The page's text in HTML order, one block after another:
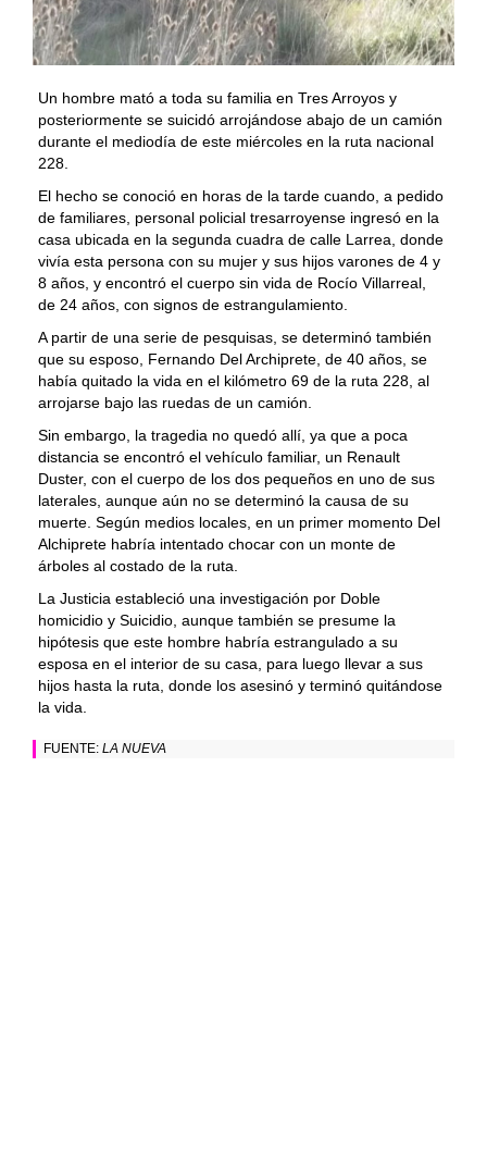
Un hombre mató a toda su familia en Tres Arroyos y
posteriormente se suicidó arrojándose abajo de un camión
durante el mediodía de este miércoles en la ruta nacional
228.
El hecho se conoció en horas de la tarde cuando, a pedido
de familiares, personal policial tresarroyense ingresó en la
casa ubicada en la segunda cuadra de calle Larrea, donde
vivía esta persona con su mujer y sus hijos varones de 4 y
8 años, y encontró el cuerpo sin vida de Rocío Villarreal,
de 24 años, con signos de estrangulamiento.
A partir de una serie de pesquisas, se determinó también
que su esposo, Fernando Del Archiprete, de 40 años, se
había quitado la vida en el kilómetro 69 de la ruta 228, al
arrojarse bajo las ruedas de un camión.
Sin embargo, la tragedia no quedó allí, ya que a poca
distancia se encontró el vehículo familiar, un Renault
Duster, con el cuerpo de los dos pequeños en uno de sus
laterales, aunque aún no se determinó la causa de su
muerte. Según medios locales, en un primer momento Del
Alchiprete habría intentado chocar con un monte de
árboles al costado de la ruta.
La Justicia estableció una investigación por Doble
homicidio y Suicidio, aunque también se presume la
hipótesis que este hombre habría estrangulado a su
esposa en el interior de su casa, para luego llevar a sus
hijos hasta la ruta, donde los asesinó y terminó quitándose
la vida.
FUENTE: LA NUEVA